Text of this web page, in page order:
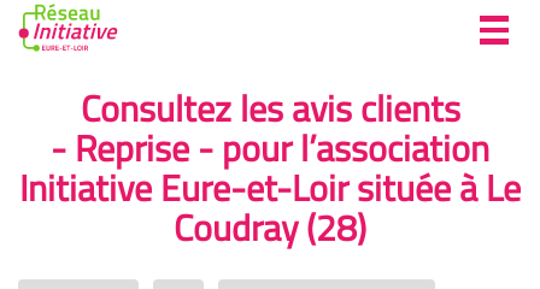
Consultez les avis clients
- Reprise - pour l’association
Initiative Eure-et-Loir située à Le
Coudray (28)